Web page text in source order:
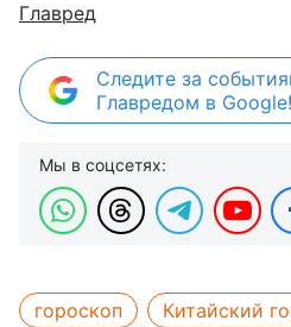
Главред
Следите за
Главредом в Google!
Мы в соцсетях:
гороскоп
Китайский